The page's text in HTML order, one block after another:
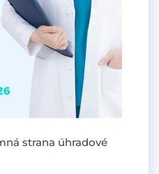
strana úhradové